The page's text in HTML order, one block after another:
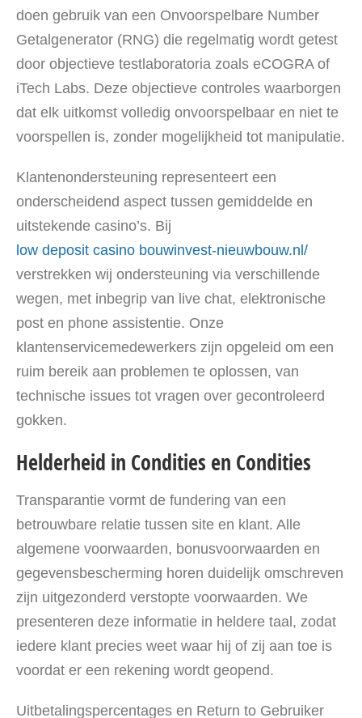
doen gebruik van een Onvoorspelbare Number
Getalgenerator (RNG) die regelmatig wordt getest
door objectieve testlaboratoria zoals eCOGRA of
iTech Labs. Deze objectieve controles waarborgen
dat elk uitkomst volledig onvoorspelbaar en niet te
voorspellen is, zonder mogelijkheid tot manipulatie.
Klantenondersteuning representeert een
onderscheidend aspect tussen gemiddelde en
uitstekende casino’s. Bij
low deposit casino bouwinvest-nieuwbouw.nl/
verstrekken wij ondersteuning via verschillende
wegen, met inbegrip van live chat, elektronische
post en phone assistentie. Onze
klantenservicemedewerkers zijn opgeleid om een
ruim bereik aan problemen te oplossen, van
technische issues tot vragen over gecontroleerd
gokken.
Helderheid in Condities en Condities
Transparantie vormt de fundering van een
betrouwbare relatie tussen site en klant. Alle
algemene voorwaarden, bonusvoorwaarden en
gegevensbescherming horen duidelijk omschreven
zijn uitgezonderd verstopte voorwaarden. We
presenteren deze informatie in heldere taal, zodat
iedere klant precies weet waar hij of zij aan toe is
voordat er een rekening wordt geopend.
Uitbetalingspercentages en Return to Gebruiker